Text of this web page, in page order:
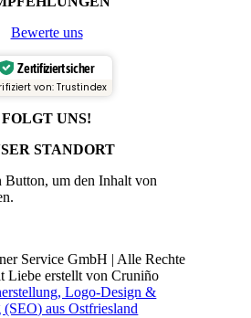
Bewerte uns
Zertifiziert sicher
von: Trustindex
FOLGT UNS!
STANDORT
Button, um den Inhalt von
Service GmbH | Alle Rechte
Liebe erstellt von Cruniño
Logo-Design &
aus Ostfriesland